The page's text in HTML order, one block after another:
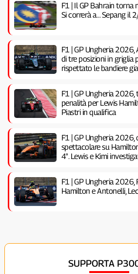
F1 | Il GP Bahrain
Si correrà a… Sepang il
F1 | GP Ungheria
di tre posizioni in griglia
rispettato le bandiere
F1 | GP Ungheria 2026,
penalità per Lewis
Piastri in qualifica
F1 | GP Ungheria
spettacolare su
4°. Lewis e Kimi
F1 | GP Ungheria 2026,
Hamilton e Antonelli,
SUPPORTA